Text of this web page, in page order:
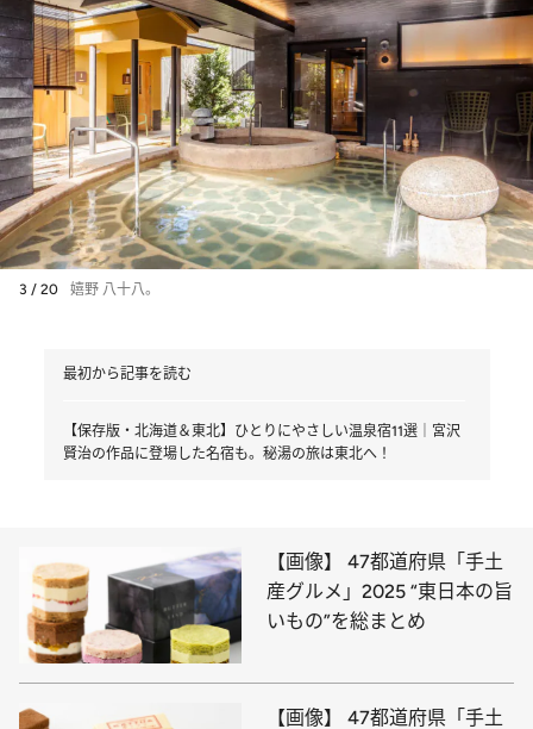
3 / 20 嬉野 八十八。
最初から記事を読む
【保存版・北海道＆東北】ひとりにやさしい温泉宿11選｜宮沢
賢治の作品に登場した名宿も。秘湯の旅は東北へ！
【画像】 47都道府県「手土
産グルメ」2025 “東日本の旨
いもの”を総まとめ
【画像】 47都道府県「手土